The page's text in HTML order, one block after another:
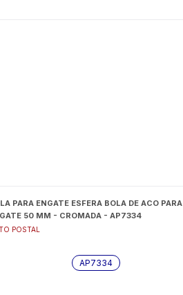
PARA ENGATE ESFERA BOLA DE ACO PARA
50 MM - CROMADA - AP7334
POSTAL
AP7334